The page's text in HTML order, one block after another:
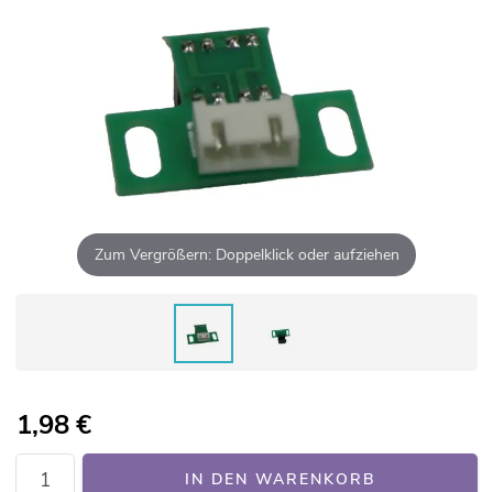
Zum Vergrößern: Doppelklick oder aufziehen
1,98€
IN DEN WARENKORB